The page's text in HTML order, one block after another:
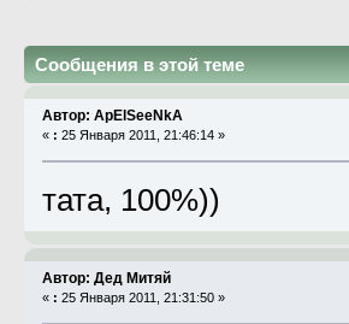
Сообщения в этой теме
Автор: ApElSeeNkA
« : 25 Января 2011, 21:46:14 »
тата, 100%))
Автор: Дед Митяй
« : 25 Января 2011, 21:31:50 »